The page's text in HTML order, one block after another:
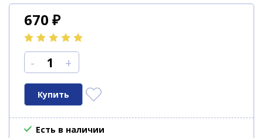
670 ₽
- +
Есть в наличии